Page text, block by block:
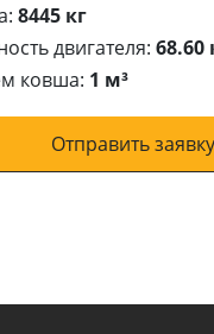
8445 кг
двигателя: 68.60
ковша: 1 м³
Отправить заявку